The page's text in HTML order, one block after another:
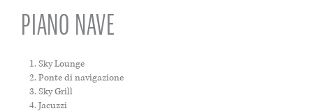
PIANO NAVE
Sky Lounge
Ponte di navigazione
Sky Grill
Jacuzzi